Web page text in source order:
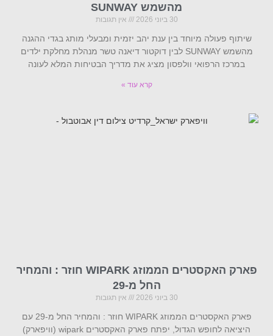
מהשמש SUNWAY
30 ביוני 2026 אין תגובות
שיתוף פעולה מיוחד בין ענת יהב יזמית ומבעלי מותג בגדי ההגנה
מהשמש SUNWAY לבין דוקטור דיאנה טשר מנהלת מחלקת ילדים
במרכז הרפואי וולפסון מציג את מדריך הבטיחות המלא לעונה
קרא עוד »
פארק האקסטרים הממוזג WIPARK חוזר : והמחיר
החל מ-29
30 ביוני 2026 אין תגובות
פארק האקסטרים הממוזג WIPARK חוזר : והמחיר החל מ-29 עם
היציאה לחופש הגדול, יפתח פארק האקסטרים wipark (וויפארק)